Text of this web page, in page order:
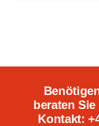
beraten
Kontakt: